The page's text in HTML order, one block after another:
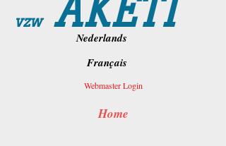
vzw
Nederlands
Français
Webmaster Login
Home